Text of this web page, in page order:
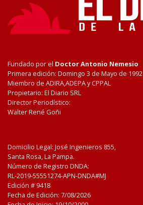
Fundado por el Doctor Antonio Nemesio
Primera edición: Domingo 3 de Mayo de 1992
Miembro de ADIRA,ADEPA y CPPAL
Propietario: El Diario SRL
Director Periodístico:
Walter René Goñi
Domicilio Legal: José Ingenieros 855,
Santa Rosa, La Pampa.
Número de Registro DNDA:
RL-2019-55551274-APN-DNDA#MJ
Edición # 9418
Fecha de Edición: 7/08/2026